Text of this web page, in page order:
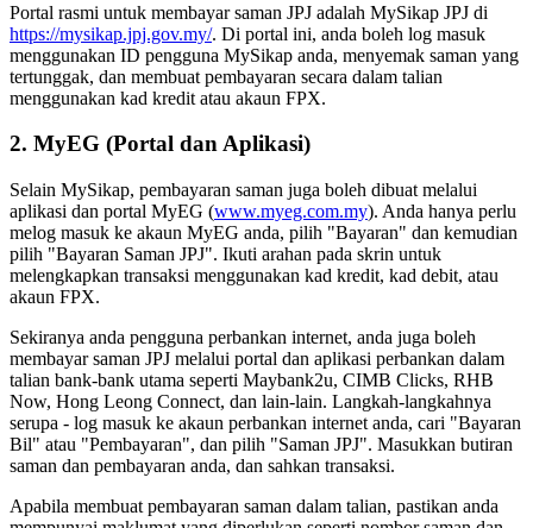
Portal rasmi untuk membayar saman JPJ adalah MySikap JPJ di
https://mysikap.jpj.gov.my/. Di portal ini, anda boleh log masuk
menggunakan ID pengguna MySikap anda, menyemak saman yang
tertunggak, dan membuat pembayaran secara dalam talian
menggunakan kad kredit atau akaun FPX.
2. MyEG (Portal dan Aplikasi)
Selain MySikap, pembayaran saman juga boleh dibuat melalui
aplikasi dan portal MyEG (www.myeg.com.my). Anda hanya perlu
melog masuk ke akaun MyEG anda, pilih "Bayaran" dan kemudian
pilih "Bayaran Saman JPJ". Ikuti arahan pada skrin untuk
melengkapkan transaksi menggunakan kad kredit, kad debit, atau
akaun FPX.
Sekiranya anda pengguna perbankan internet, anda juga boleh
membayar saman JPJ melalui portal dan aplikasi perbankan dalam
talian bank-bank utama seperti Maybank2u, CIMB Clicks, RHB
Now, Hong Leong Connect, dan lain-lain. Langkah-langkahnya
serupa - log masuk ke akaun perbankan internet anda, cari "Bayaran
Bil" atau "Pembayaran", dan pilih "Saman JPJ". Masukkan butiran
saman dan pembayaran anda, dan sahkan transaksi.
Apabila membuat pembayaran saman dalam talian, pastikan anda